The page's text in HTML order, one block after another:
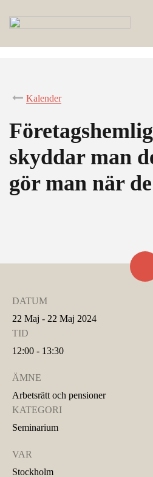
Kalender
skyddar man
gör man när
DATUM
22 Maj - 22 Maj 2024
TID
12:00 - 13:30
ÄMNE
Arbetsrätt och pensioner
KATEGORI
Seminarium
VAR
Stockholm